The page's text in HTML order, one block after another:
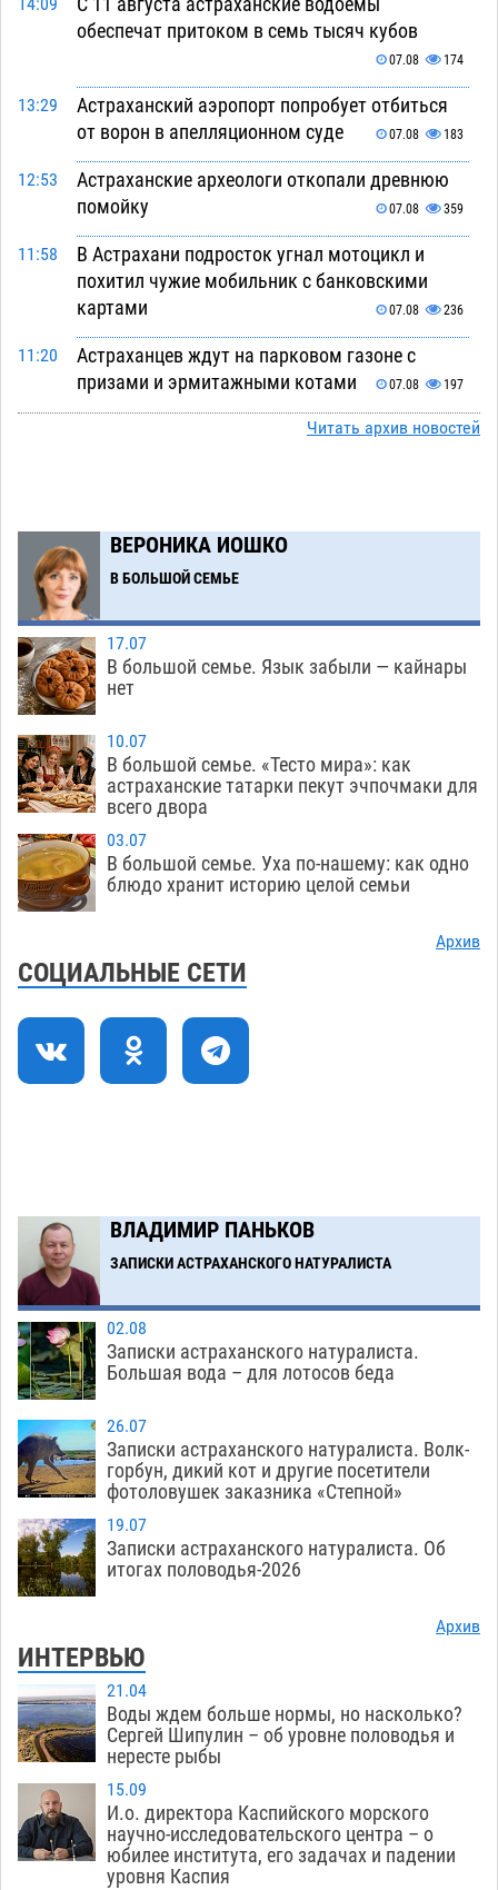
14:09
обеспечат притоком в семь тысяч кубов
07.08 174
13:29
Астраханский аэропорт попробует отбиться
от ворон в апелляционном суде
07.08 183
12:53
Астраханские археологи откопали древнюю
помойку
07.08 359
11:58
В Астрахани подросток угнал мотоцикл и
похитил чужие мобильник с банковскими
картами
07.08 236
11:20
Астраханцев ждут на парковом газоне с
призами и эрмитажными котами
07.08 197
Астраханский суд встал на сторону МЧС в
гандболисты уступили казанским «драконам»
09:25
Все пострадавшие при пожаре на
Краснодарской в Астрахани скончались
07.08 1098
08:47
Астраханский суд оценил четыре удара по
голове полицейского в сто тысяч рублей
07.08
19:36
Завтра астраханская жара вновь приблизится
к 40-градусному пределу
18:57
В Астрахани впервые открыли смену по
теории игр
Астрахань, Ахтубинск и 6 поселений
17:40
В астраханском поселке ведутся работы по
двум федеральным проектам
Загрузить еще
Читать архив новостей
ВЕРОНИКА ИОШКО
В БОЛЬШОЙ СЕМЬЕ
17.07
В большой семье. Язык забыли — кайнары
нет
10.07
В большой семье. «Тесто мира»: как
астраханские татарки пекут эчпочмаки для
всего двора
03.07
В большой семье. Уха по-нашему: как одно
блюдо хранит историю целой семьи
Архив
СОЦИАЛЬНЫЕ СЕТИ
ВЛАДИМИР ПАНЬКОВ
ЗАПИСКИ АСТРАХАНСКОГО НАТУРАЛИСТА
02.08
Записки астраханского натуралиста.
Большая вода – для лотосов беда
26.07
Записки астраханского натуралиста. Волк-
горбун, дикий кот и другие посетители
фотоловушек заказника «Степной»
19.07
Записки астраханского натуралиста. Об
итогах половодья-2026
Архив
ИНТЕРВЬЮ
21.04
Воды ждем больше нормы, но насколько?
Сергей Шипулин – об уровне половодья и
нересте рыбы
15.09
И.о. директора Каспийского морского
научно-исследовательского центра – о
юбилее института, его задачах и падении
уровня Каспия